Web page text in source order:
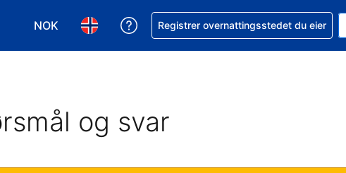
NOK
Velg valuta. Du har valgt Norsk krone som valuta
Velg språk. Du har valgt Norsk som språk
Få hjelp med bookingen din
Registrer overnattingsstedet du eier
og svar